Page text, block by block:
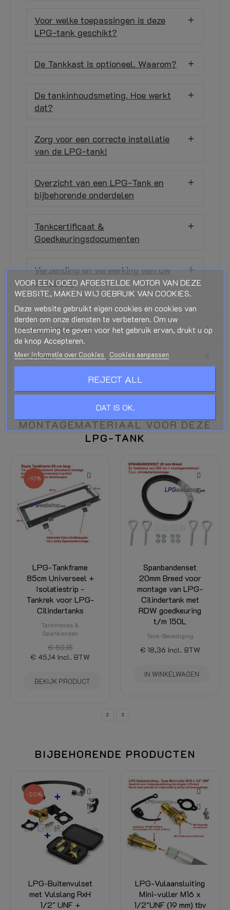
Voor welke toepassingen is deze
LPG-tank geschikt?
De Tankkast is optioneel. Waarom?
De tankinhoudsmeting. Hoe werkt
dat?
Zorg voor een correcte installatie
van de LPG-tank!
Overzicht van een LPG-Tank en
bijbehorende onderdelen
Tankcertificaat &
Goedkeuringsdocumenten
Verzending en verwerking van uw
bestelling
PRODUCTDETAILS
REVIEWS
MONTAGEMATERIAAL VOOR DEZE
LPG-TANK
Spanbandenset
20mm Breed voor
montage van LPG-
Cilindertank met
RDW goedkeuring
t/m 150L
Tank-Bevestiging
€ 18,36 Incl. BTW
-20%
Achterset / LPG-
Tankmontageset tbv
Cilindertanks 23L
t/m 85L
Achtersets
€ 206,56
€ 165,25 Incl. BTW
Mini-vuller M16 x
1/2"UNF (19 mm) tbv
-15%
Verzonken Bajonet
Recht 1/2"UNF (19
VOOR EEN GOED AFGESTELDE MOTOR VAN DEZE
WEBSITE, MAKEN WIJ GEBRUIK VAN COOKIES.
Deze website gebruikt eigen cookies en cookies van
derden om onze diensten te verbeteren. Om uw
toestemming te geven voor het gebruik ervan, drukt u op
de knop Accepteren.
Meer informatie over Cookies Cookies aanpassen
REJECT ALL
DAT IS OK.